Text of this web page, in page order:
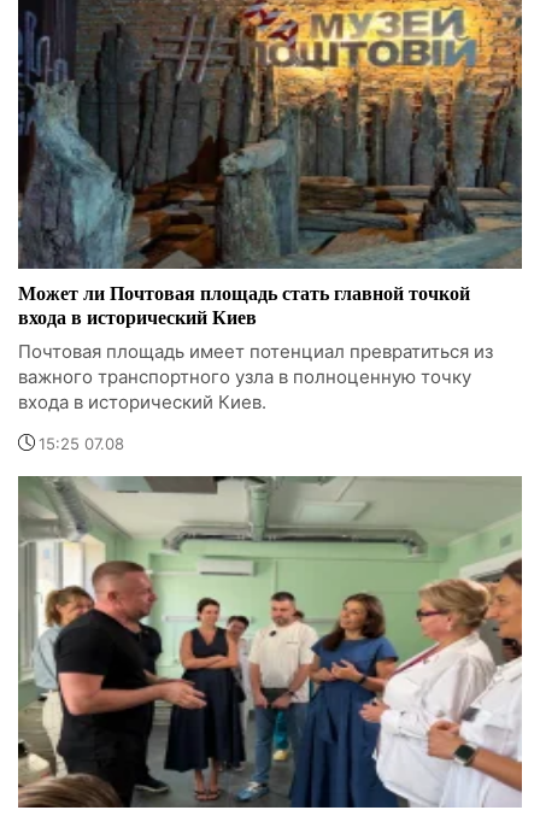
Может ли Почтовая площадь стать главной точкой
входа в исторический Киев
Почтовая площадь имеет потенциал превратиться из
важного транспортного узла в полноценную точку
входа в исторический Киев.
15:25 07.08